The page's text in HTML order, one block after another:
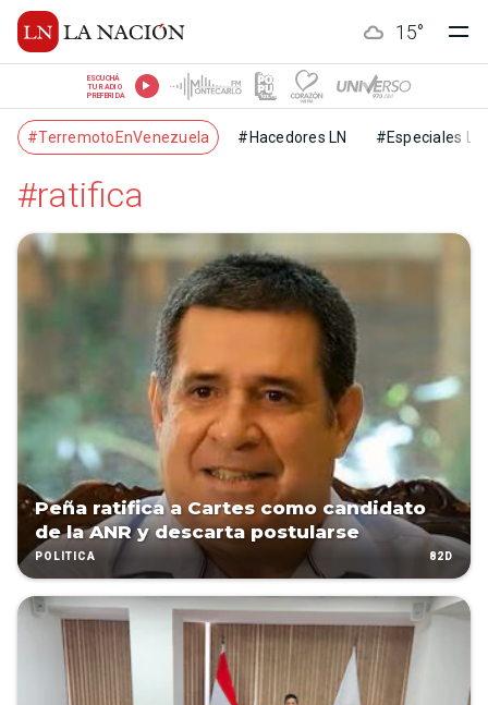
15°
ESCUCHÁ
TU RADIO
PREFERIDA
#TerremotoEnVenezuela #Hacedores LN #Especiales LN
#ratifica
Peña ratifica a Cartes como candidato
de la ANR y descarta postularse
POLÍTICA 82D